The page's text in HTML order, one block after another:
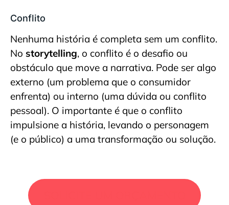
Conflito
Nenhuma história é completa sem um conflito.
No storytelling, o conflito é o desafio ou
obstáculo que move a narrativa. Pode ser algo
externo (um problema que o consumidor
enfrenta) ou interno (uma dúvida ou conflito
pessoal). O importante é que o conflito
impulsione a história, levando o personagem
(e o público) a uma transformação ou solução.